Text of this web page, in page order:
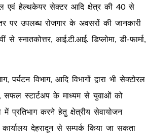
एवं हेल्थकेयर सेक्टर आदि क्षेत्र की 40 से
पर उपलब्ध रोजगार के अवसरों की जानकारी
स्नातकोत्तर, आई.टी.आई. डिप्लोमा, डी-फार्मा,
पर्यटन विभाग, आदि विभागों द्वारा भी सेक्टोरल
सफल स्टार्टअप के माध्यम से युवाओं को
प्रतिभाग करने हेतु क्षेत्रीय सेवायोजन
देहरादून से सम्पर्क किया जा सकता